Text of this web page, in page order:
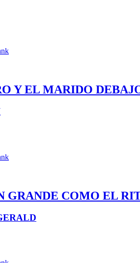
Y EL MARIDO
GRANDE COMO EL